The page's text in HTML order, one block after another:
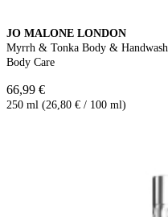
JO MALONE LONDON
Myrrh & Tonka Body & Handwash
Body Care
66,99 €
250 ml (26,80 € / 100 ml)